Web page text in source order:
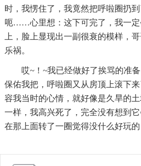
时，我愣住了，我竟然把呼啦圈扔
呃……心里想：这下可完了，我一定
上，脸上显现出一副很衰的模样，
乐祸。
哎~！~我已经做好了挨骂的准
保佑我把，呼啦圈又从房顶上滚下
容我当时的心情，就好像是久旱的
一样，我高兴死了，完全没有想到
在那上面转了一圈觉得没什么好玩